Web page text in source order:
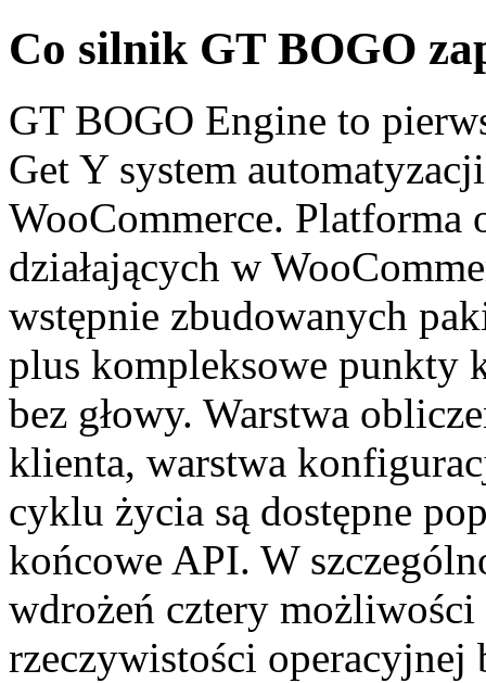
Co silnik GT BOGO
GT BOGO Engine to
Get Y system
WooCommerce. Platforma
działających w
wstępnie zbudowanych
plus kompleksowe punkty
bez głowy. Warstwa
klienta, warstwa
cyklu życia są dostępne
końcowe API. W
wdrożeń cztery możliwości
rzeczywistości operacyjnej